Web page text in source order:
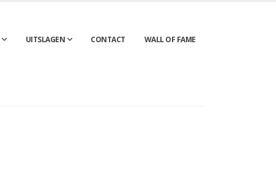
UITSLAGEN CONTACT WALL OF FAME